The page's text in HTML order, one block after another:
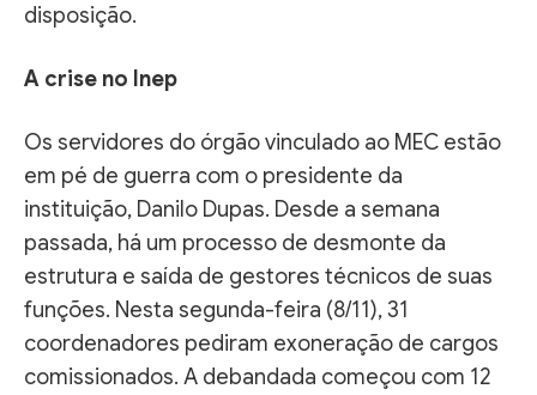
disposição.
A crise no Inep
Os servidores do órgão vinculado ao MEC estão
em pé de guerra com o presidente da
instituição, Danilo Dupas. Desde a semana
passada, há um processo de desmonte da
estrutura e saída de gestores técnicos de suas
funções. Nesta segunda-feira (8/11), 31
coordenadores pediram exoneração de cargos
comissionados. A debandada começou com 12